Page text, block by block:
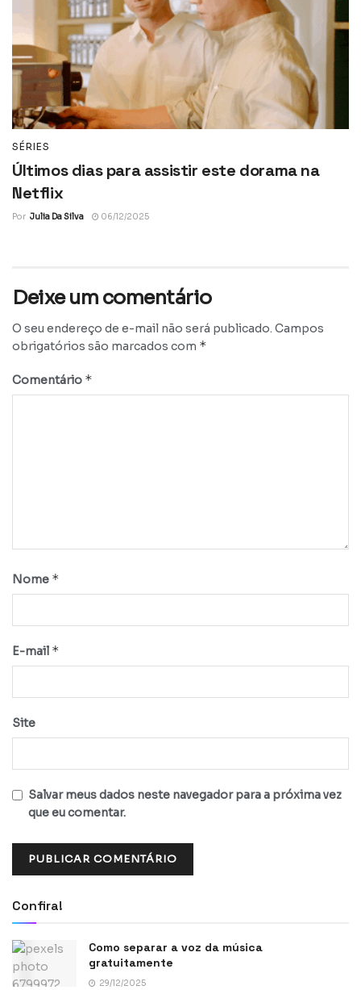
SÉRIES
Últimos dias para assistir este dorama na
Netflix
Por Julia Da Silva 06/12/2025
Deixe um comentário
O seu endereço de e-mail não será publicado. Campos
obrigatórios são marcados com *
Comentário *
Nome *
E-mail *
Site
Salvar meus dados neste navegador para a próxima vez
que eu comentar.
Confira!
Como separar a voz da música
gratuitamente
29/12/2025